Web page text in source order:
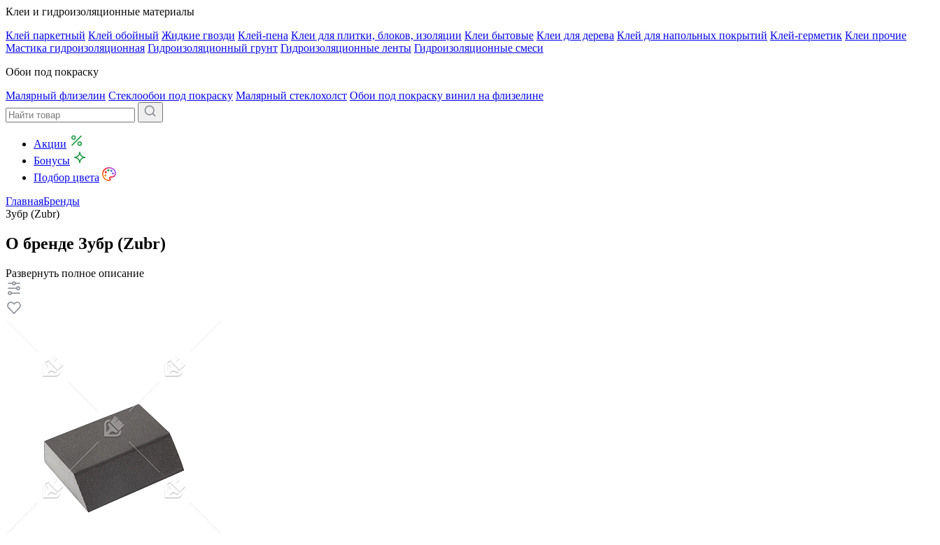
Клеи и гидроизоляционные материалы
Клей паркетный Клей обойный Жидкие гвозди Клей-пена Клеи для плитки, блоков, изоляции Клеи бытовые Клеи для дерева Клей для напольных покрытий Клей-герметик Клеи прочие
Мастика гидроизоляционная Гидроизоляционный грунт Гидроизоляционные ленты Гидроизоляционные смеси
Обои под покраску
Малярный флизелин Стеклообои под покраску Малярный стеклохолст Обои под покраску винил на флизелине
Акции
Бонусы
Подбор цвета
ГлавнаяБренды
Зубр (Zubr)
О бренде Зубр (Zubr)
Развернуть полное описание